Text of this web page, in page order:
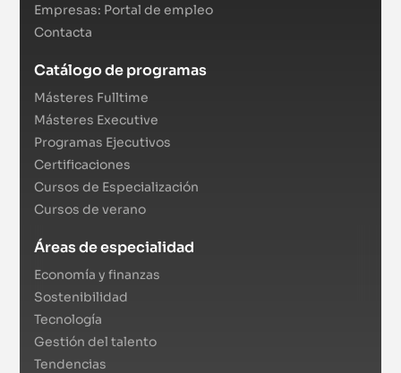
Empresas: Portal de empleo
Contacta
Catálogo de programas
Másteres Fulltime
Másteres Executive
Programas Ejecutivos
Certificaciones
Cursos de Especialización
Cursos de verano
Áreas de especialidad
Economía y finanzas
Sostenibilidad
Tecnología
Gestión del talento
Tendencias